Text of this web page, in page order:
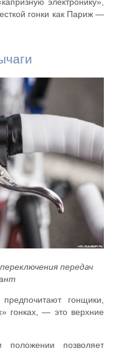
электронику»,
гонки как Париж —
передач
гонщики,
гонках, — это верхние
позволяет